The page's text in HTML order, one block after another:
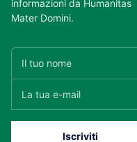
informazioni da Humanitas
Mater Domini.